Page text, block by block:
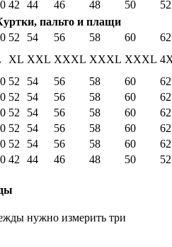
42 44 46 48 50
52
пальто и плащи
52 54 56 58 60
62
XL XXL XXXL XXXL XXXL
52 54 56 58 60
62
52 54 56 58 60
62
52 54 56 58 60
62
52 54 56 58 60
62
52 54 56 58 60
62
42 44 46 48 50 52
нужно измерить три